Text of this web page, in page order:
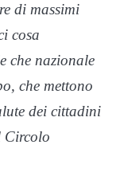
di massimi
cosa
che nazionale
che mettono
dei cittadini
Circolo